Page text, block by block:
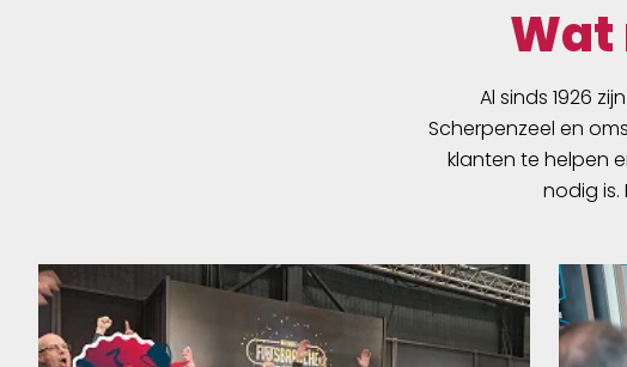
Wat
Al sinds 1926
Scherpenzeel en
klanten te helpen
nodig is.